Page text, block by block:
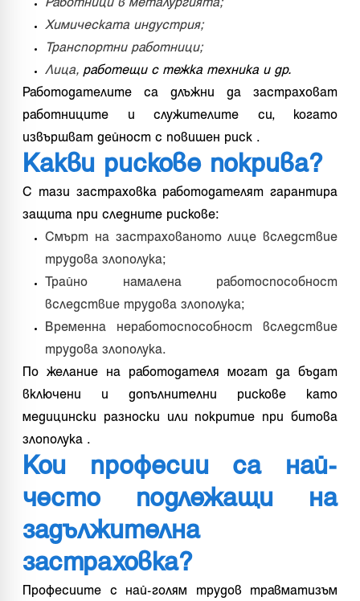
Работници в металургията;
Химическата индустрия;
Транспортни работници;
Лица, работещи с тежка техника и др.
Работодателите са длъжни да застраховат
работниците и служителите си, когато
извършват дейност с повишен риск .
Какви рискове покрива?
С тази застраховка работодателят гарантира
защита при следните рискове:
Смърт на застрахованото лице вследствие
трудова злополука;
Трайно намалена работоспособност
вследствие трудова злополука;
Временна неработоспособност вследствие
трудова злополука.
По желание на работодателя могат да бъдат
включени и допълнителни рискове като
медицински разноски или покритие при битова
злополука .
Кои професии са най-
често подлежащи на
задължителна
застраховка?
Професиите с най-голям трудов травматизъм